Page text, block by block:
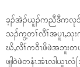
ခ့ၣ်အဲၣ်ယူၣ်ကညီဒီကလုၥ်စ
သၣ်ကွ့တၢ်လီၢ်အပူၤ,သုးကီ
ဃိ,လီၢ်က၀ီၤဖိဖဲအဘူးတ
ဖျါ၀ဲဖဲတနံၤအံၤလါယူၤ